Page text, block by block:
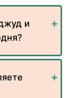
и